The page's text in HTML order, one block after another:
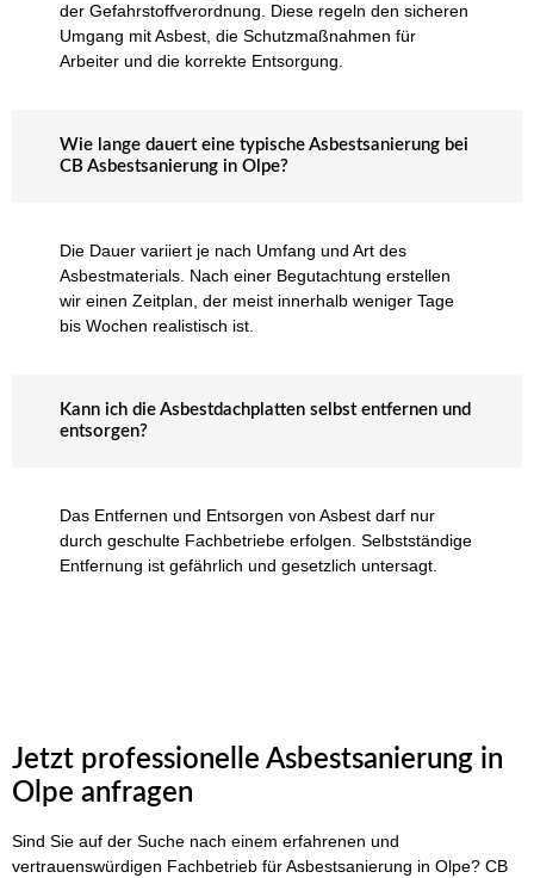
der Gefahrstoffverordnung. Diese regeln den sicheren
Umgang mit Asbest, die Schutzmaßnahmen für
Arbeiter und die korrekte Entsorgung.
Wie lange dauert eine typische Asbestsanierung bei
CB Asbestsanierung in Olpe?
Die Dauer variiert je nach Umfang und Art des
Asbestmaterials. Nach einer Begutachtung erstellen
wir einen Zeitplan, der meist innerhalb weniger Tage
bis Wochen realistisch ist.
Kann ich die Asbestdachplatten selbst entfernen und
entsorgen?
Das Entfernen und Entsorgen von Asbest darf nur
durch geschulte Fachbetriebe erfolgen. Selbstständige
Entfernung ist gefährlich und gesetzlich untersagt.
Jetzt professionelle Asbestsanierung in
Olpe anfragen
Sind Sie auf der Suche nach einem erfahrenen und
vertrauenswürdigen Fachbetrieb für Asbestsanierung in Olpe? CB